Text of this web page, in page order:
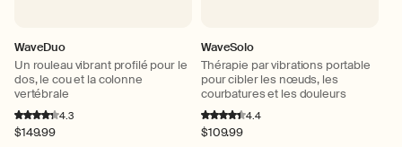
WaveDuo
Un rouleau vibrant profilé pour le
dos, le cou et la colonne
vertébrale
4.3
Prix
$149.99
WaveSolo
Thérapie par vibrations portable
pour cibler les nœuds, les
courbatures et les douleurs
4.4
Prix
$109.99